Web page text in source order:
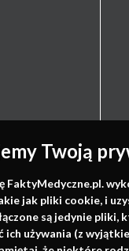
Twoją
jak pliki cookie, i
są jedynie
używania (z